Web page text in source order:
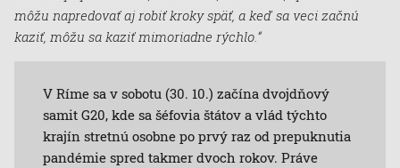
môžu napredovať aj robiť kroky späť, a keď sa veci začnú
kaziť, môžu sa kaziť mimoriadne rýchlo.“
V Ríme sa v sobotu (30. 10.) začína dvojdňový
samit G20, kde sa šéfovia štátov a vlád týchto
krajín stretnú osobne po prvý raz od prepuknutia
pandémie spred takmer dvoch rokov. Práve